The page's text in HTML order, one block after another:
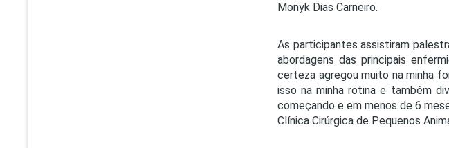
Monyk Dias Carneiro.
As participantes assistiram
abordagens das principais
certeza agregou muito na minha
isso na minha rotina e também
começando e em menos de 6
Clínica Cirúrgica de Pequenos